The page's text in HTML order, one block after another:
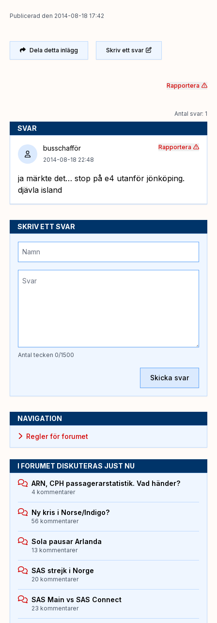
Publicerad den 2014-08-18 17:42
Dela detta inlägg Skriv ett svar
Rapportera
Antal svar: 1
SVAR
busschafför
2014-08-18 22:48
ja märkte det… stop på e4 utanför jönköping.
djävla island
Rapportera
SKRIV ETT SVAR
Antal tecken 0/1500
Skicka svar
NAVIGATION
Regler för forumet
I FORUMET DISKUTERAS JUST NU
ARN, CPH passagerarstatistik. Vad händer?
4 kommentarer
Ny kris i Norse/Indigo?
56 kommentarer
Sola pausar Arlanda
13 kommentarer
SAS strejk i Norge
20 kommentarer
SAS Main vs SAS Connect
23 kommentarer